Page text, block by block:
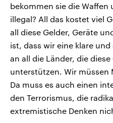
bekommen sie die Waffen
illegal? All das kostet viel
all diese Gelder, Geräte
ist, dass wir eine klare
an all die Länder, die
unterstützen. Wir müssen
Da muss es auch einen
den Terrorismus, die
extremistische Denken